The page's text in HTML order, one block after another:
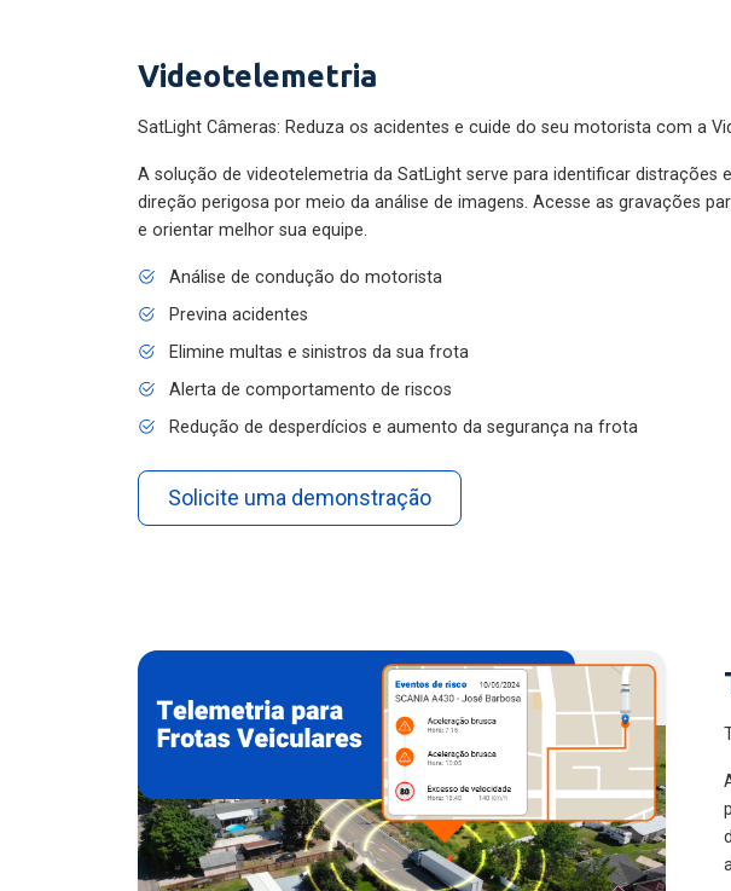
Videotelemetria
SatLight Câmeras: Reduza os acidentes e cuide do seu motorista com a
A solução de videotelemetria da SatLight serve para identificar distrações
direção perigosa por meio da análise de imagens. Acesse as gravações
e orientar melhor sua equipe.
Análise de condução do motorista
Previna acidentes
Elimine multas e sinistros da sua frota
Alerta de comportamento de riscos
Redução de desperdícios e aumento da segurança na frota
Solicite uma demonstração